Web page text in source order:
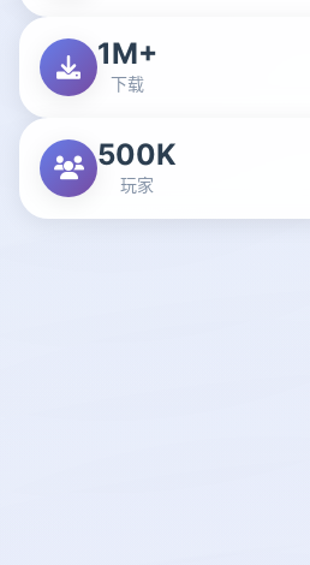
1M+
下载
500K
玩家